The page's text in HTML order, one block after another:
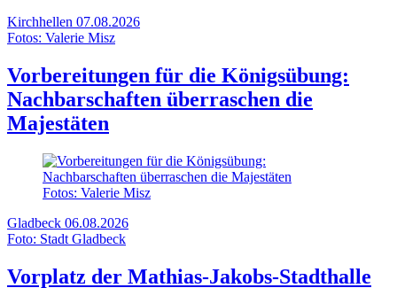
Kirchhellen 07.08.2026
Fotos: Valerie Misz
Vorbereitungen für die Königsübung:
Nachbarschaften überraschen die
Majestäten
Fotos: Valerie Misz
Gladbeck 06.08.2026
Foto: Stadt Gladbeck
Vorplatz der Mathias-Jakobs-Stadthalle